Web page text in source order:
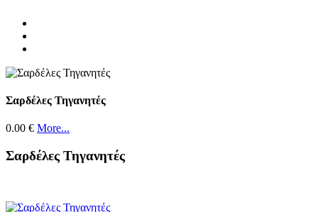
Σαρδέλες Τηγανητές
0.00 € More...
Σαρδέλες Τηγανητές